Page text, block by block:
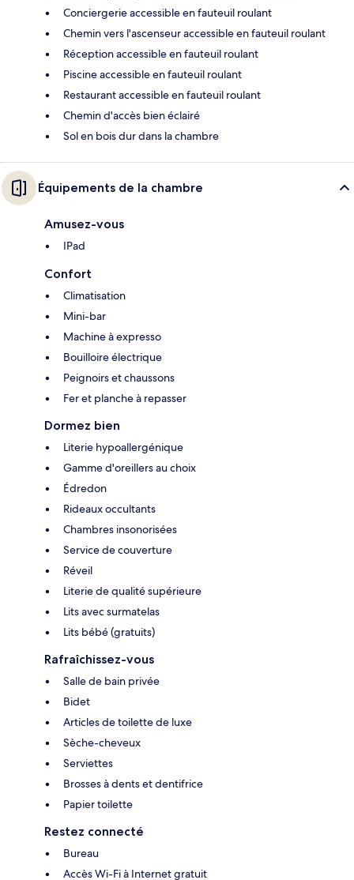
Conciergerie accessible en fauteuil roulant
Chemin vers l'ascenseur accessible en fauteuil roulant
Réception accessible en fauteuil roulant
Piscine accessible en fauteuil roulant
Restaurant accessible en fauteuil roulant
Chemin d'accès bien éclairé
Sol en bois dur dans la chambre
Équipements de la chambre
Amusez-vous
IPad
Confort
Climatisation
Mini-bar
Machine à expresso
Bouilloire électrique
Peignoirs et chaussons
Fer et planche à repasser
Dormez bien
Literie hypoallergénique
Gamme d'oreillers au choix
Édredon
Rideaux occultants
Chambres insonorisées
Service de couverture
Réveil
Literie de qualité supérieure
Lits avec surmatelas
Lits bébé (gratuits)
Rafraîchissez-vous
Salle de bain privée
Bidet
Articles de toilette de luxe
Sèche-cheveux
Serviettes
Brosses à dents et dentifrice
Papier toilette
Restez connecté
Bureau
Accès Wi-Fi à Internet gratuit